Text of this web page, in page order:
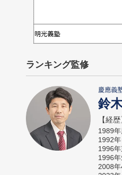
ランキング監修
慶應義
鈴
【経歴
1989
1992
1996
1996
2008